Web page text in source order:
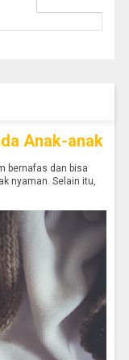
Anak-anak
bernafas dan bisa
nyaman. Selain itu,